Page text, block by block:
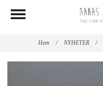
Hem / NYHETER /